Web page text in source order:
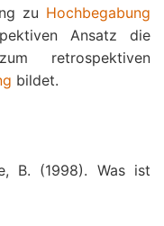
zu Hochbegabung
Ansatz die
retrospektiven
bildet.
B. (1998). Was ist